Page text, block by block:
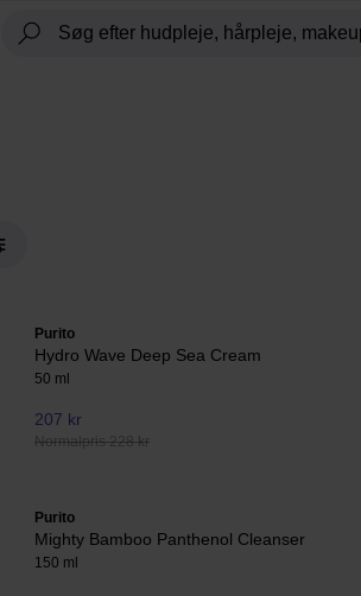
Purito
Hydro Wave Deep Sea Cream
50 ml
207 kr
Normalpris 228 kr
Purito
Mighty Bamboo Panthenol Cleanser
150 ml